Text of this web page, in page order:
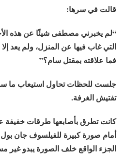
قالت في سرها:
“لم يخبرني مصطفى شيئًا عن هذه
التي غاب فيها عن المنزل، ولم يعد إلا
فما علاقته بمقتل سام؟”
جلست للحظات تحاول استيعاب ما
تفتيش الغرفة.
كانت تطرق بأصابعها طرقات خفيفة
أمام صورة كبيرة للفيلسوف جان بول
الجزء الواقع خلف الصورة يبدو غير